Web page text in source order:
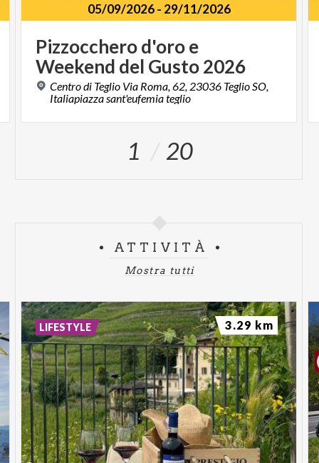
05/09/2026- 29/11/2026
Pizzoccherod'oroe
Weekend del Gusto2026
Centro di Teglio Via Roma, 62, 23036 Teglio SO,
Italiapiazza sant'eufemia teglio
1 20
ATTIVITÀ
Mostra tutti
LIFESTYLE 3.29 km